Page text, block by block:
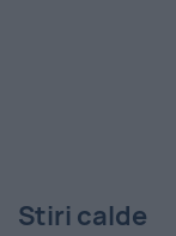
Stiri calde